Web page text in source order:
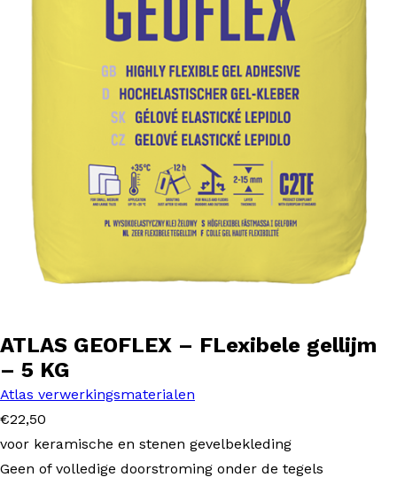
ATLAS GEOFLEX – FLexibele gellijm
– 5 KG
Atlas verwerkingsmaterialen
€22,50
voor keramische en stenen gevelbekleding
Geen of volledige doorstroming onder de tegels